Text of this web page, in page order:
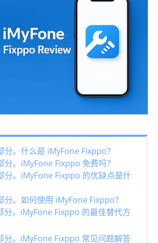
分。什么是 iMyFone Fixppo？
分。iMyFone Fixppo 免费吗？
分。iMyFone Fixppo 的优缺点是什
分。如何使用 iMyFone Fixppo？
分。iMyFone Fixppo 的最佳替代方
分。iMyFone Fixppo 常见问题解答